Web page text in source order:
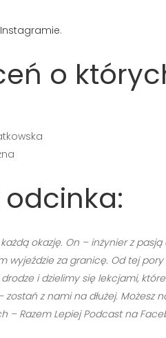
Instagramie.
o
okazję. On – inżynier z
za granicę. Od tej
i dzielimy się lekcjami,
z nami na dłużej.
– Razem Lepiej Podcast na